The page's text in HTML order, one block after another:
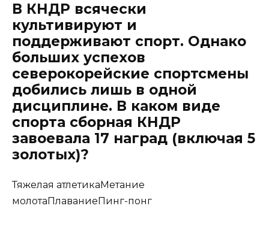
В КНДР всячески
культивируют и
поддерживают спорт. Однако
больших успехов
северокорейские спортсмены
добились лишь в одной
дисциплине. В каком виде
спорта сборная КНДР
завоевала 17 наград (включая 5
золотых)?
Тяжелая атлетикаМетание
молотаПлаваниеПинг-понг